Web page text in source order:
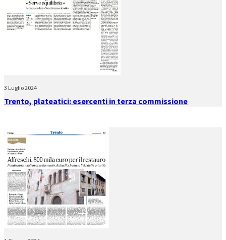
3 Luglio 2024
Trento, plateatici: esercenti in terza commissione